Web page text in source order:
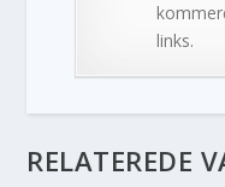
links.
RELATEREDE